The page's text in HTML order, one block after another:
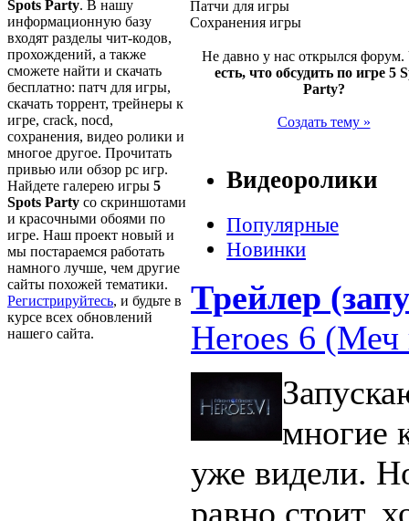
Spots Party. В нашу
информационную базу
входят разделы чит-кодов,
прохождений, а также
сможете найти и скачать
бесплатно: патч для игры,
скачать торрент, трейнеры к
игре, crack, nocd,
сохранения, видео ролики и
многое другое. Прочитать
привью или обзор pc игр.
Найдете галерею игры 5
Spots Party со скриншотами
и красочными обоями по
игре. Наш проект новый и
мы постараемся работать
намного лучше, чем другие
сайты похожей тематики.
Регистрируйтесь, и будьте в
курсе всех обновлений
нашего сайта.
Патчи для игры
Сохранения игры
Не давно у нас открылся форум.
есть, что обсудить по игре 5
Party?
Создать тему »
Видеоролики
Популярные
Новинки
Трейлер
Heroes 6 (Меч
многие
уже видели.
равно стоит,